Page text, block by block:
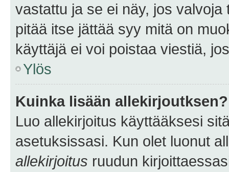
vastattu ja se ei näy, jos
pitää itse jättää syy mitä on
käyttäjä ei voi poistaa viestiä,
Ylös
Kuinka lisään allekirjoutksen?
Luo allekirjoitus käyttääksesi
asetuksissasi. Kun olet luonut
allekirjoitus ruudun